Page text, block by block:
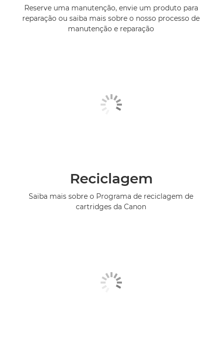
Reserve uma manutenção, envie um produto para
reparação ou saiba mais sobre o nosso processo de
manutenção e reparação
Reciclagem
Saiba mais sobre o Programa de reciclagem de
cartridges da Canon